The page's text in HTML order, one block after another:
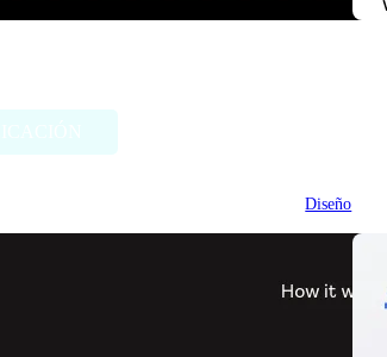
Diseño